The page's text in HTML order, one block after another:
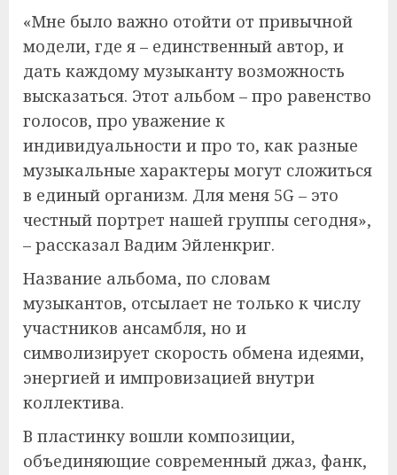
«Мне было важно отойти от привычной
модели, где я – единственный автор, и
дать каждому музыканту возможность
высказаться. Этот альбом – про равенство
голосов, про уважение к
индивидуальности и про то, как разные
музыкальные характеры могут сложиться
в единый организм. Для меня 5G – это
честный портрет нашей группы сегодня»,
– рассказал Вадим Эйленкриг.
Название альбома, по словам
музыкантов, отсылает не только к числу
участников ансамбля, но и
символизирует скорость обмена идеями,
энергией и импровизацией внутри
коллектива.
В пластинку вошли композиции,
объединяющие современный джаз, фанк,